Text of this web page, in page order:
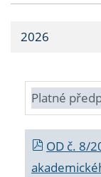
2026
Platné
OD č. 8/